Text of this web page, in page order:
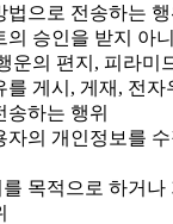
법으로 전송하는 행
의 승인을 받지 아
운의 편지, 피라미
를 게시, 게재, 전
송하는 행위
자의 개인정보를
목적으로 하거나